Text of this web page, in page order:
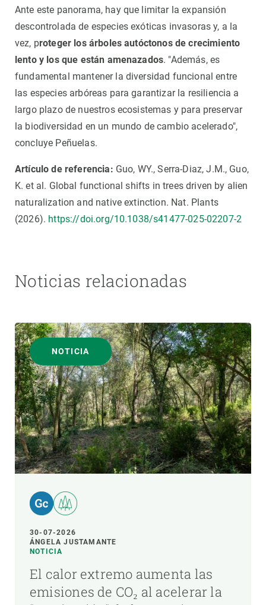
Ante este panorama, hay que limitar la expansión
descontrolada de especies exóticas invasoras y, a la
vez, proteger los árboles autóctonos de crecimiento
lento y los que están amenazados. "Además, es
fundamental mantener la diversidad funcional entre
las especies arbóreas para garantizar la resiliencia a
largo plazo de nuestros ecosistemas y para preservar
la biodiversidad en un mundo de cambio acelerado",
concluye Peñuelas.
Artículo de referencia: Guo, WY., Serra-Diaz, J.M., Guo,
K. et al. Global functional shifts in trees driven by alien
naturalization and native extinction. Nat. Plants
(2026). https://doi.org/10.1038/s41477-025-02207-2
Noticias relacionadas
NOTICIA
30-07-2026
ÁNGELA JUSTAMANTE
NOTICIA
El calor extremo aumenta las
emisiones de CO₂ al acelerar la